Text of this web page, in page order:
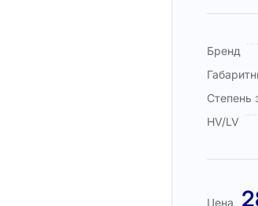
Бренд
Степень
HV/LV
Цена